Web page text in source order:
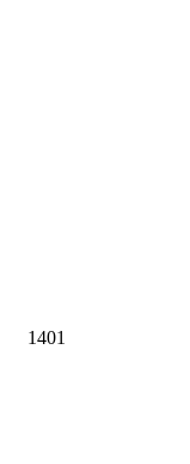
1401